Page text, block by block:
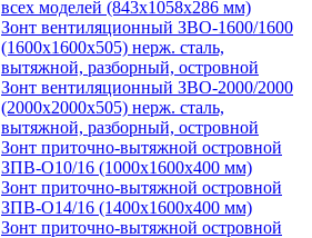
всех моделей (843х1058х286 мм)
Зонт вентиляционный ЗВО-1600/1600
(1600х1600х505) нерж. сталь,
вытяжной, разборный, островной
Зонт вентиляционный ЗВО-2000/2000
(2000х2000х505) нерж. сталь,
вытяжной, разборный, островной
Зонт приточно-вытяжной островной
ЗПВ-О10/16 (1000х1600х400 мм)
Зонт приточно-вытяжной островной
ЗПВ-О14/16 (1400х1600х400 мм)
Зонт приточно-вытяжной островной